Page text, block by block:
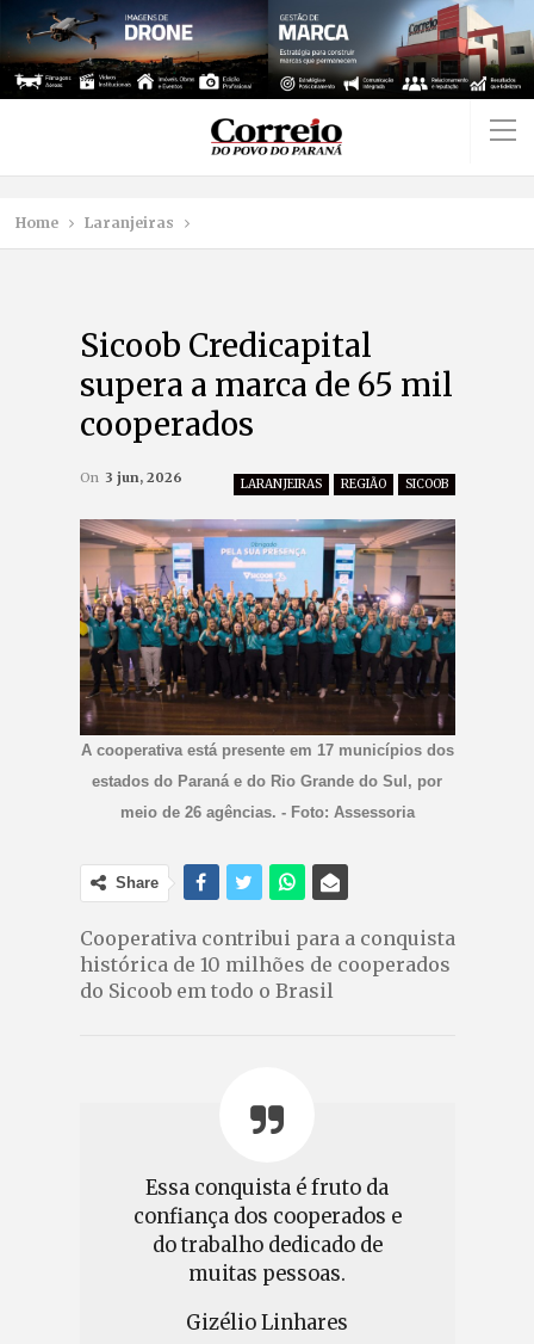
Home Laranjeiras
Sicoob Credicapital
supera a marca de 65 mil
cooperados
LARANJEIRAS REGIÃO SICOOB
On 3 jun, 2026
A cooperativa está presente em 17 municípios dos
estados do Paraná e do Rio Grande do Sul, por
meio de 26 agências. - Foto: Assessoria
Share
Cooperativa contribui para a conquista
histórica de 10 milhões de cooperados
do Sicoob em todo o Brasil
Essa conquista é fruto da
confiança dos cooperados e
do trabalho dedicado de
muitas pessoas.
Gizélio Linhares